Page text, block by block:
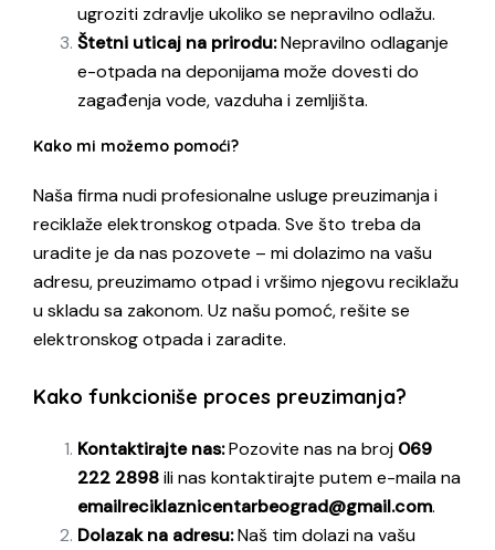
ugroziti zdravlje ukoliko se nepravilno odlažu.
Štetni uticaj na prirodu:Nepravilno odlaganje
e-otpada na deponijama može dovesti do
zagađenja vode, vazduha i zemljišta.
Kako mi možemo pomoći?
Naša firma nudi profesionalne usluge preuzimanja i
reciklaže elektronskog otpada. Sve što treba da
uradite je da nas pozovete – mi dolazimo na vašu
adresu, preuzimamo otpad i vršimo njegovu reciklažu
u skladu sa zakonom. Uz našu pomoć, rešite se
elektronskog otpada i zaradite.
Kako funkcioniše proces preuzimanja?
Kontaktirajte nas:Pozovite nas na broj 069
222 2898ili nas kontaktirajte putem e-maila na
emailreciklaznicentarbeograd@gmail.com.
Dolazak na adresu:Naš tim dolazi na vašu